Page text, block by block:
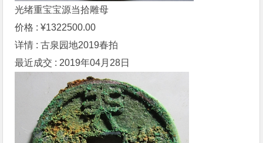
光绪重宝宝源当拾雕母
价格 : ¥1322500.00
详情 : 古泉园地2019春拍
最近成交 : 2019年04月28日